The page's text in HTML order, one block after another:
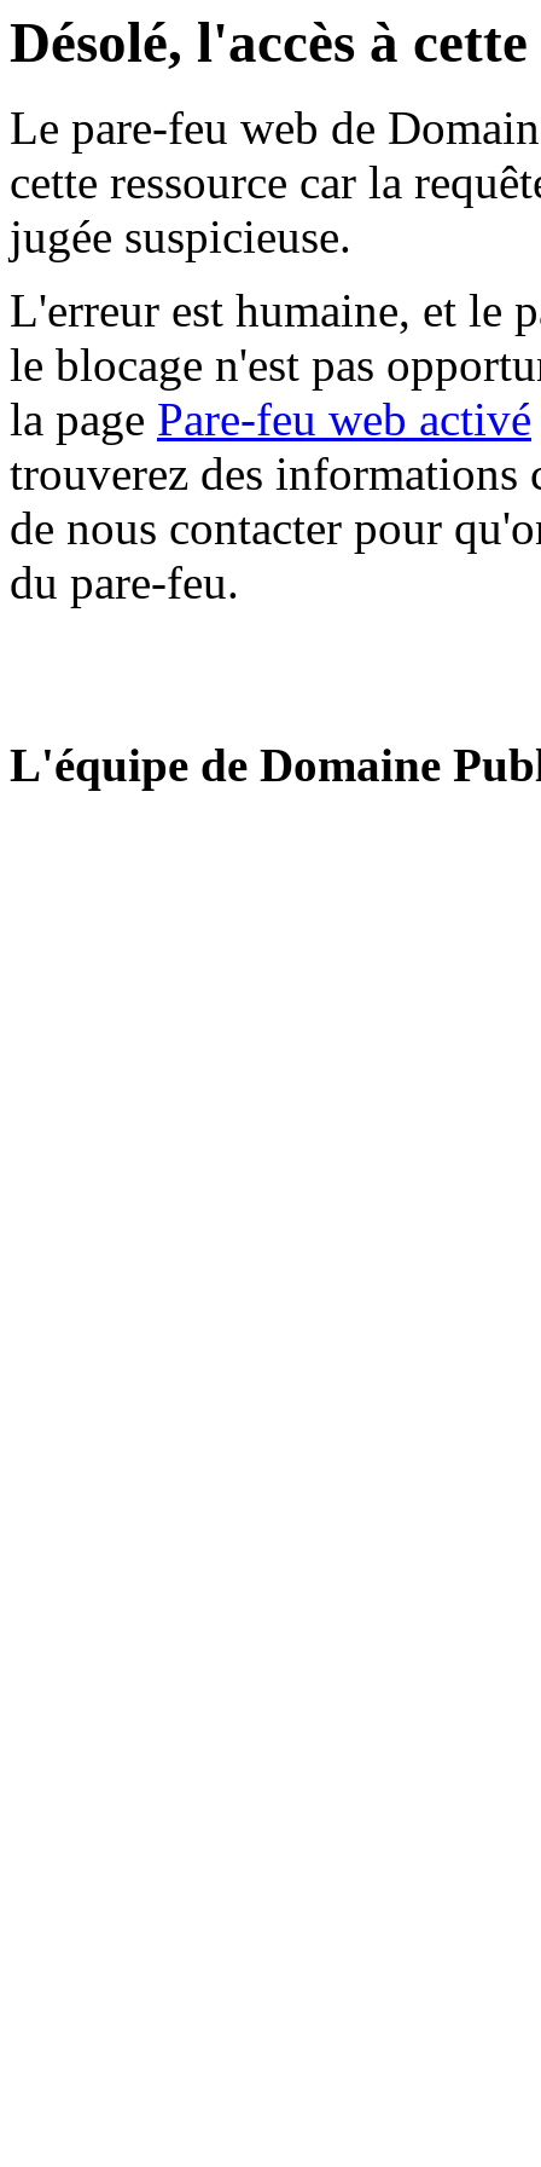
Désolé, l'accès à
Le pare-feu web de
cette ressource car la
jugée suspicieuse.
L'erreur est humaine, et le
le blocage n'est pas
la page Pare-feu web activé
trouverez des informations
de nous contacter pour
du pare-feu.
L'équipe de Domaine